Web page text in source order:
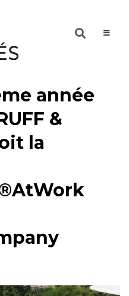
année
&
la